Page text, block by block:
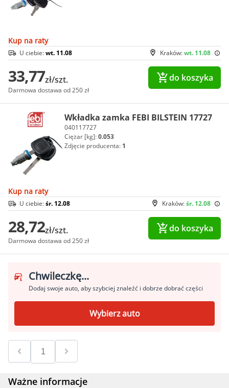
Kup na raty
Kraków:wt. 11.08
U ciebie:wt. 11.08
33,77zł/szt.
Darmowa dostawa od 250 zł
do koszyka
Wkładka zamka FEBI BILSTEIN 17727
040117727
Ciężar [kg]:0.053
Zdjęcie producenta: 1
Kup na raty
Kraków:śr. 12.08
U ciebie:śr. 12.08
28,72zł/szt.
Darmowa dostawa od 250 zł
do koszyka
Chwileczkę...
Dodaj swoje auto, aby szybciej znaleźć i dobrze dobrać części
Wybierz auto
Ważne informacje